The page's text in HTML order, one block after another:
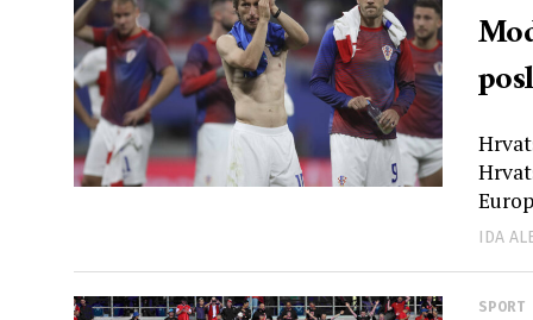
IDA
SPORT